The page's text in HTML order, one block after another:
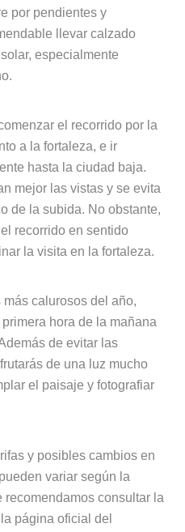
por pendientes y
llevar calzado
especialmente
el recorrido por la
a la fortaleza, e ir
hasta la ciudad baja.
mejor las vistas y se evita
de la subida. No obstante,
recorrido en sentido
la visita en la fortaleza.
calurosos del año,
hora de la mañana
de evitar las
de una luz mucho
el paisaje y fotografiar
y posibles cambios en
variar según la
recomendamos consultar la
página oficial del